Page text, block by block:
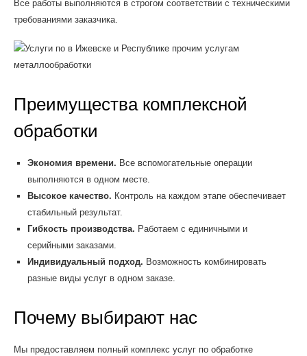
Все работы выполняются в строгом соответствии с техническими
требованиями заказчика.
Преимущества комплексной
обработки
Экономия времени. Все вспомогательные операции
выполняются в одном месте.
Высокое качество. Контроль на каждом этапе обеспечивает
стабильный результат.
Гибкость производства. Работаем с единичными и
серийными заказами.
Индивидуальный подход. Возможность комбинировать
разные виды услуг в одном заказе.
Почему выбирают нас
Мы предоставляем полный комплекс услуг по обработке